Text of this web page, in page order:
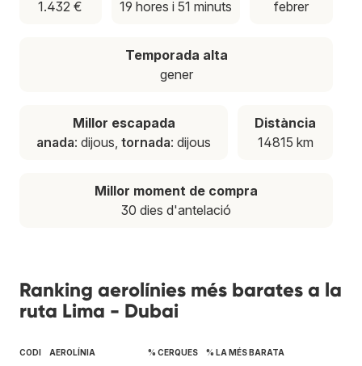
1.432 €
19 hores i 51 minuts
febrer
Temporada alta
gener
Millor escapada
anada: dijous, tornada: dijous
Distància
14815 km
Millor moment de compra
30 dies d'antelació
Ranking aerolínies més barates a la
ruta Lima - Dubai
CODI AEROLÍNIA % CERQUES % LA MÉS BARATA